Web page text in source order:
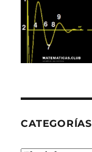
CATEGORÍAS